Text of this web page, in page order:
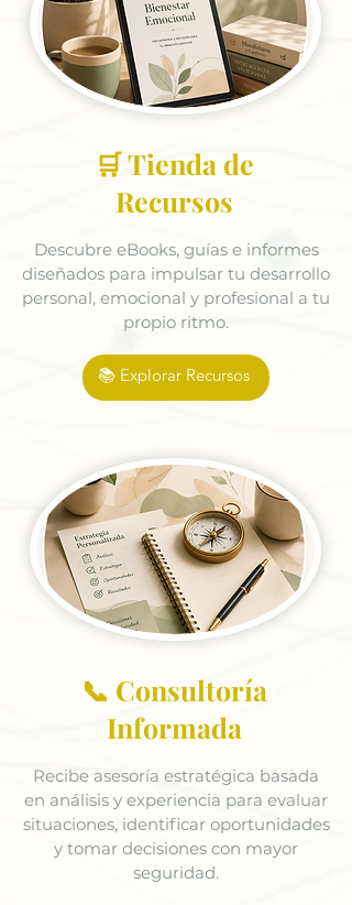
🛒 Tienda de
Recursos
Descubre eBooks, guías e informes
diseñados para impulsar tu desarrollo
personal, emocional y profesional a tu
propio ritmo.
📚 Explorar Recursos
📞 Consultoría
Informada
Recibe asesoría estratégica basada
en análisis y experiencia para evaluar
situaciones, identificar oportunidades
y tomar decisiones con mayor
seguridad.